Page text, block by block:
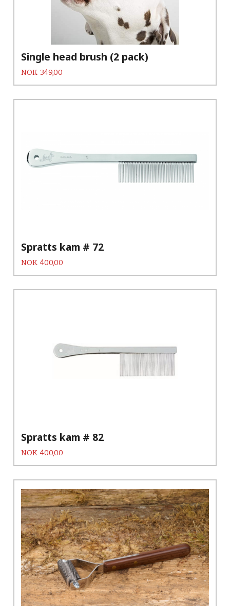
Single head brush (2 pack)
Pris
NOK 349,00
Spratts kam # 72
Pris
NOK 400,00
Spratts kam # 82
Pris
NOK 400,00